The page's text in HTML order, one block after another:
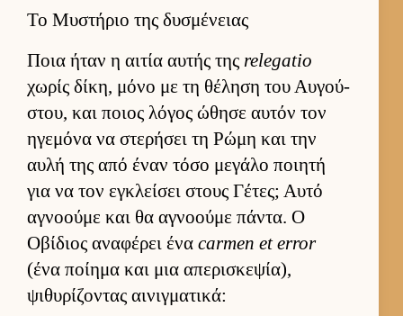
Το Μυστήριο της δυσμένειας
Ποια ήταν η αι­τία αυ­τής της relegatio
χωρίς δίκη, μόνο με τη θέληση του Αυ­γού­
στου, και ποιος λόγος ώθησε αυ­τόν τον
ηγεμόνα να στερήσει τη Ρώμη και την
αυλή της από έναν τόσο μεγάλο ποι­ητή
για να τον εγκλεί­σει στους Γέτες; Αυτό
αγνοούμε και θα αγνοούμε πάντα. Ο
Οβίδιος αναφέρει ένα carmen et error
(ένα ποί­ημα και μια απερισκεψία),
ψιθυρίζοντας αι­νιγ­ματικά: